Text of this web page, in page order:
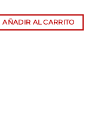
$ 1.764,00.$
AÑADIR AL CARRITO